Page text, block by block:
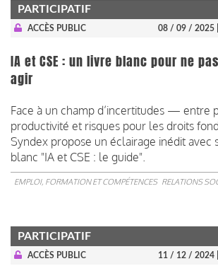
PARTICIPATIF
ACCÈS PUBLIC 08 / 09 / 2025
IA et CSE : un livre blanc pour ne
agir
Face à un champ d’incertitudes — entre
productivité et risques pour les droits
Syndex propose un éclairage inédit avec
blanc "IA et CSE : le guide". ​​​​​​​
EMPLOI, FORMATION ET COMPÉTENCES RELATIONS
PARTICIPATIF
ACCÈS PUBLIC 11 / 12 / 2024